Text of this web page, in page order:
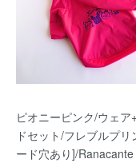
ピオニーピンク/ウェア
ドセット/フレブルプリ
ード穴あり]/